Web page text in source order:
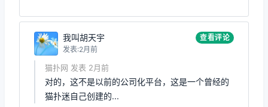
我叫胡天宇
发表:2月前
查看评论
猫扑网 发表 2月前
对的，这不是以前的公司化平台，这是一个曾经的
猫扑迷自己创建的...